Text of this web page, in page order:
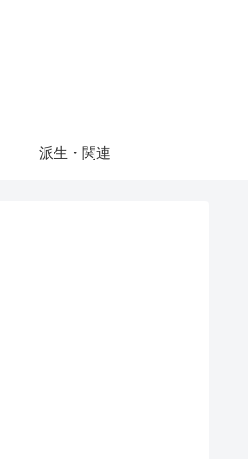
派生・関連